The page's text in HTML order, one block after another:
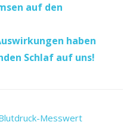
auf den
haben
Schlaf auf uns!
Messwert